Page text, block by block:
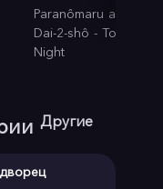
Paranômaru akutibiti:
Dai-2-shô - Tokyo
Night
Другие